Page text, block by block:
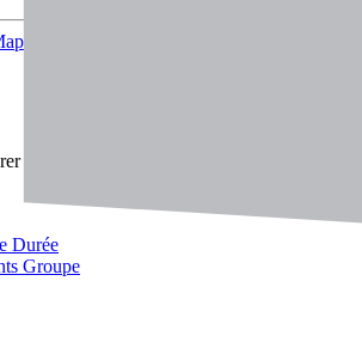
la performance durable de vos machines
Durée
Groupe